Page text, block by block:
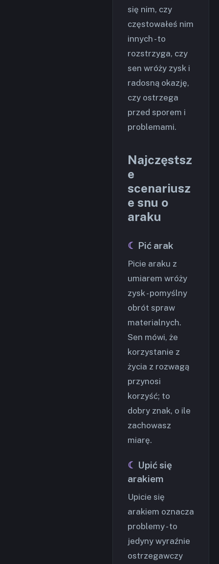
się nim, czy
częstowałeś nim
innych - to
rozstrzyga, czy
sen wróży zysk i
radosną okazję,
czy ostrzega
przed sporem i
problemami.
Najczęstsz
e
scenariusz
e snu o
araku
Pić arak
Picie araku z
umiarem wróży
zysk - pomyślny
obrót spraw
materialnych.
Sen mówi, że
korzystanie z
życia z rozwagą
przynosi
korzyść; to
dobry znak, o ile
zachowasz
miarę.
Upić się
arakiem
Upicie się
arakiem oznacza
problemy - to
jedyny wyraźnie
ostrzegawczy